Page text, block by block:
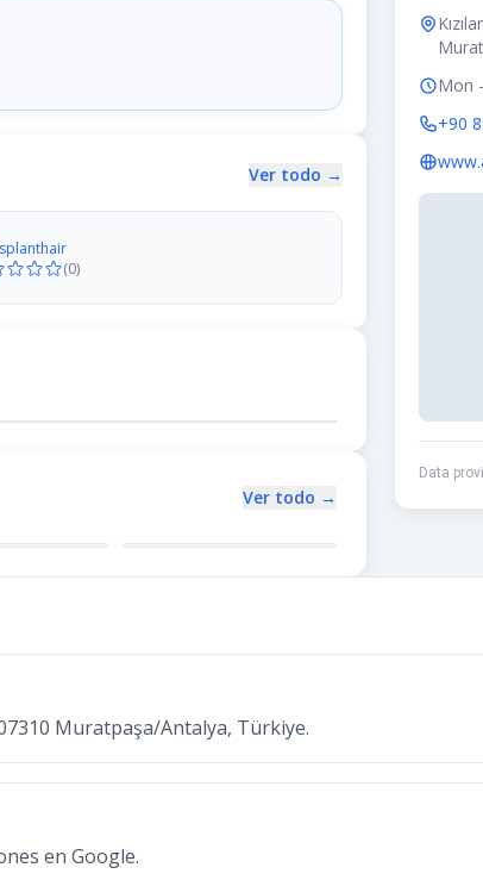
Ver todo →
(0)
Ver todo →
Mon
+90
Data
07310 Muratpaşa/Antalya, Türkiye.
en Google.